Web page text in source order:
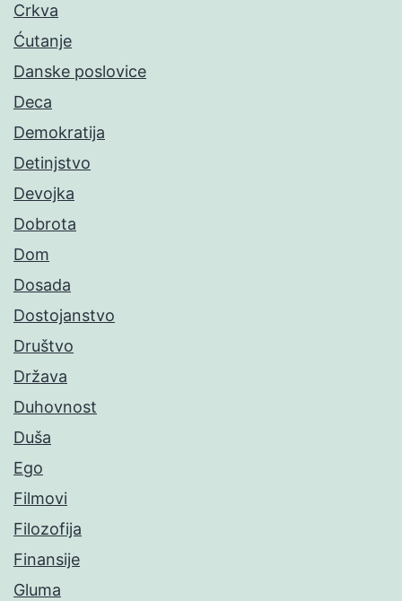
Crkva
Ćutanje
Danske poslovice
Deca
Demokratija
Detinjstvo
Devojka
Dobrota
Dom
Dosada
Dostojanstvo
Društvo
Država
Duhovnost
Duša
Ego
Filmovi
Filozofija
Finansije
Gluma